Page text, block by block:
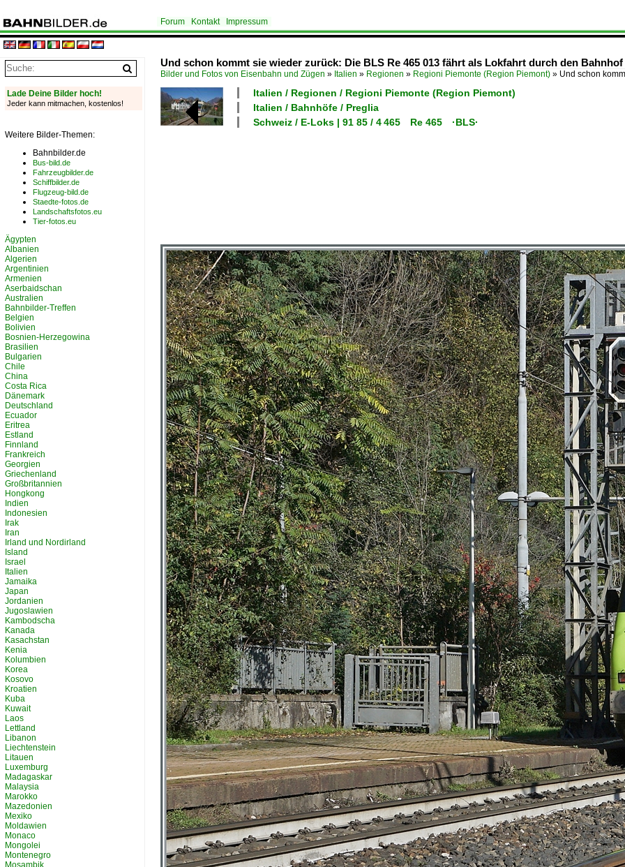
Forum Kontakt Impressum
Und schon kommt sie wieder zurück: Die BLS Re 465 013 fährt als Lokfahrt durch den
Bilder und Fotos von Eisenbahn und Zügen » Italien » Regionen » Regioni Piemonte (Region Piemont) » Und schon
Italien / Regionen / Regioni Piemonte (Region Piemont)
Italien / Bahnhöfe / Preglia
Schweiz / E-Loks | 91 85 / 4 465 Re 465 ·BLS·
Lade Deine Bilder hoch!
Jeder kann mitmachen, kostenlos!
Weitere Bilder-Themen:
Bahnbilder.de
Bus-bild.de
Fahrzeugbilder.de
Schiffbilder.de
Flugzeug-bild.de
Staedte-fotos.de
Landschaftsfotos.eu
Tier-fotos.eu
Ägypten
Albanien
Algerien
Argentinien
Armenien
Aserbaidschan
Australien
Bahnbilder-Treffen
Belgien
Bolivien
Bosnien-Herzegowina
Brasilien
Bulgarien
Chile
China
Costa Rica
Dänemark
Deutschland
Ecuador
Eritrea
Estland
Finnland
Frankreich
Georgien
Griechenland
Großbritannien
Hongkong
Indien
Indonesien
Irak
Iran
Irland und Nordirland
Island
Israel
Italien
Jamaika
Japan
Jordanien
Jugoslawien
Kambodscha
Kanada
Kasachstan
Kenia
Kolumbien
Korea
Kosovo
Kroatien
Kuba
Kuwait
Laos
Lettland
Libanon
Liechtenstein
Litauen
Luxemburg
Madagaskar
Malaysia
Marokko
Mazedonien
Mexiko
Moldawien
Monaco
Mongolei
Montenegro
Mosambik